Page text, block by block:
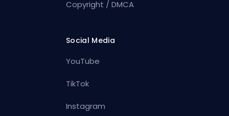
Copyright / DMCA
Social Media
YouTube
TikTok
Instagram